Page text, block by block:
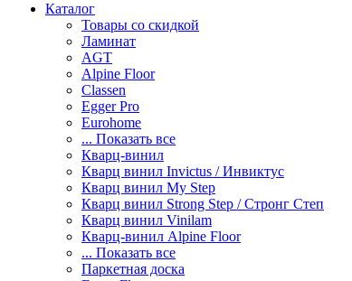
Каталог
Товары со скидкой
Ламинат
AGT
Alpine Floor
Classen
Egger Pro
Eurohome
... Показать все
Кварц-винил
Кварц винил Invictus / Инвиктус
Кварц винил My Step
Кварц винил Strong Step / Стронг Степ
Кварц винил Vinilam
Кварц-винил Alpine Floor
... Показать все
Паркетная доска